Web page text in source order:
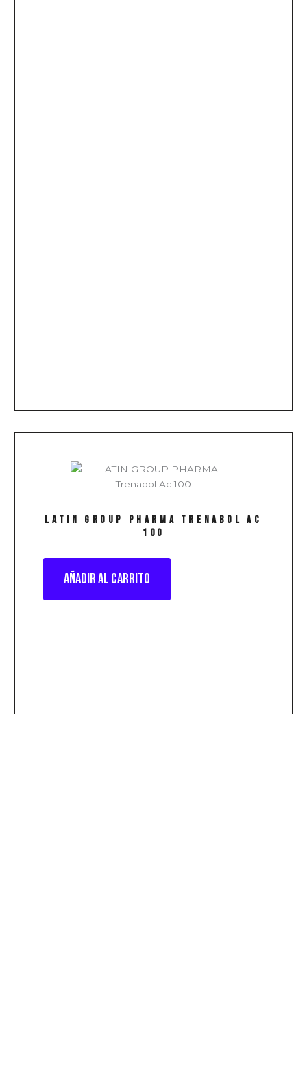
LATIN GROUP PHARMA Trenabol Ac
100
Añadir al carrito